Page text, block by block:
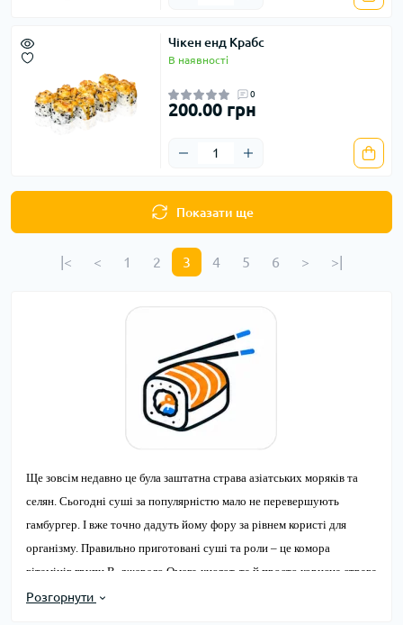
Чікен енд Крабс
В наявності
0
200.00 грн
Показати ще
|< < 1 2 3 4 5 6 > >|
Ще зовсім недавно це була заштатна страва азіатських моряків та
селян. Сьогодні суші за популярністю мало не перевершують
гамбургер. І вже точно дадуть йому фору за рівнем користі для
організму. Правильно приготовані суші та роли – це комора
вітамінів групи В, джерело Омега-кислот, та й просто корисна страва
з високим різноманіттям інгрідієнтів та подачі.
Розгорнути